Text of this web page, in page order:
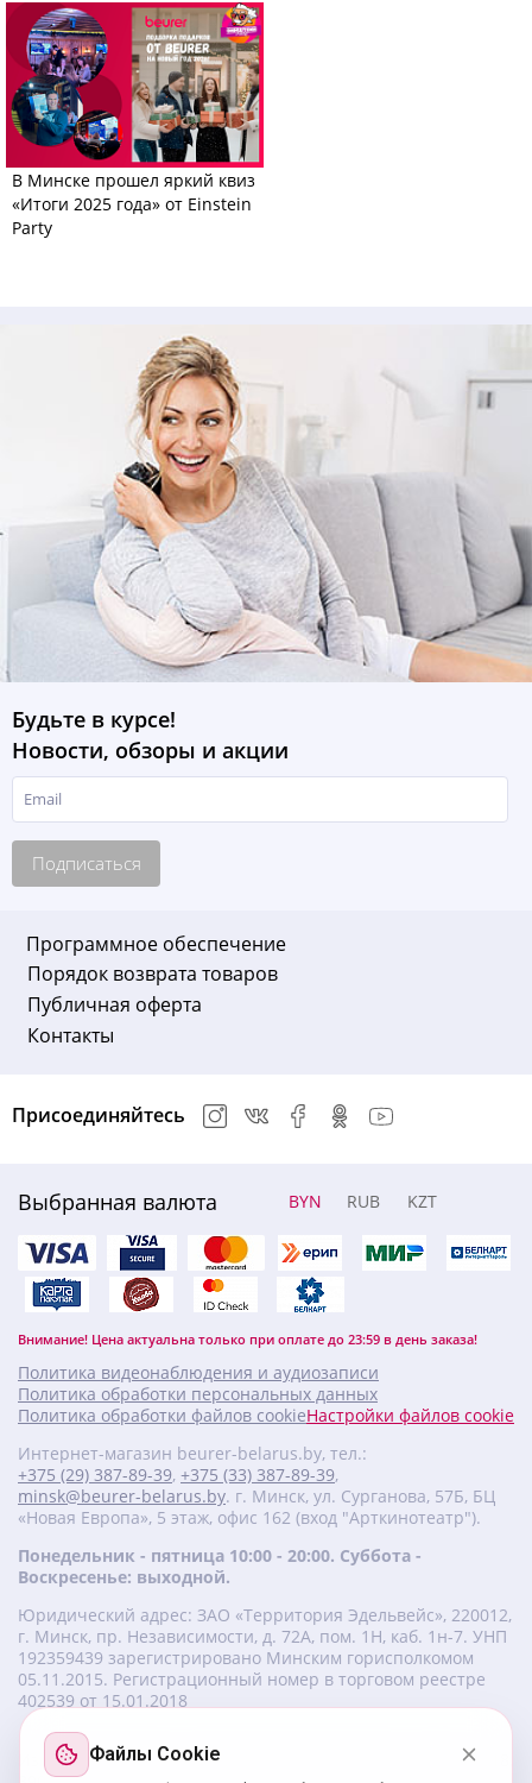
В Минске прошел яркий квиз
«Итоги 2025 года» от Einstein
Party
Будьте в курсе!
Новости, обзоры и акции
Подписаться
Программное обеспечение
Порядок возврата товаров
Публичная оферта
Контакты
Выбранная валюта BYN RUB KZT
Внимание! Цена актуальна только при оплате до 23:59 в день заказа!
Присоединяйтесь
Политика видеонаблюдения и аудиозаписи
Политика обработки персональных данных
Политика обработки файлов cookieНастройки файлов cookie
Интернет-магазин beurer-belarus.by, тел.:
+375 (29) 387-89-39, +375 (33) 387-89-39,
minsk@beurer-belarus.by. г. Минск, ул. Сурганова, 57Б, БЦ
«Новая Европа», 5 этаж, офис 162 (вход "Арткинотеатр").
Понедельник - пятница 10:00 - 20:00. Суббота -
Воскресенье: выходной.
Юридический адрес: ЗАО «Территория Эдельвейс», 220012,
г. Минск, пр. Независимости, д. 72А, пом. 1Н, каб. 1н-7. УНП
‎192359439 зарегистрировано Минским горисполкомом
05.11.2015. Регистрационный номер в торговом реестре
402539 от 15.01.2018
Изготовитель beurer: Бойрер Гмбх, Софлингер штрассе 218,
Файлы Cookie